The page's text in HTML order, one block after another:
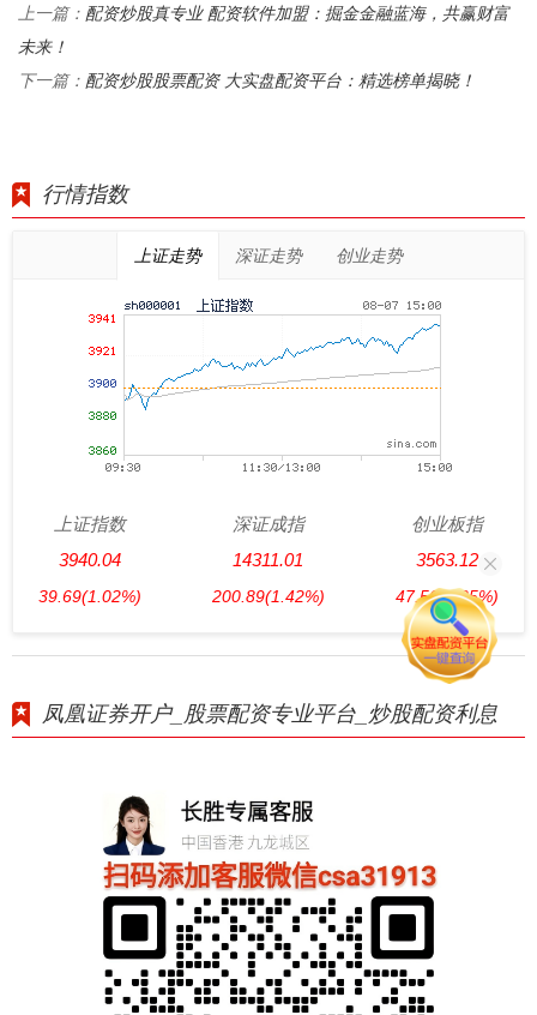
上一篇： 配资炒股真专业 配资软件加盟：掘金金融蓝海，共赢财富
未来！
下一篇： 配资炒股股票配资 大实盘配资平台：精选榜单揭晓！
行情指数
上证走势 深证走势 创业走势
上证指数
3940.04
39.69(1.02%)
深证成指
14311.01
200.89(1.42%)
创业板指
3563.12
47.56(1.35%)
凤凰证券开户_股票配资专业平台_炒股配资利息